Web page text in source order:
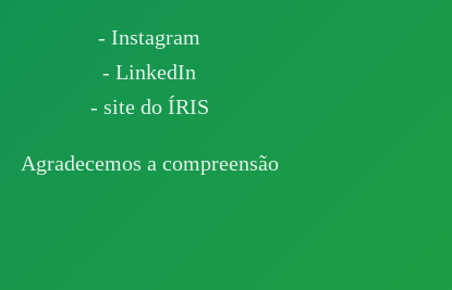
- Instagram
- LinkedIn
- site do ÍRIS
Agradecemos a compreensão